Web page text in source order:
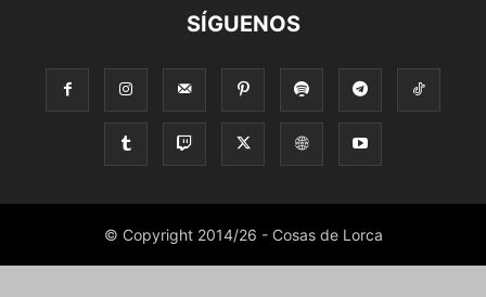
SÍGUENOS
© Copyright 2014/26 - Cosas de Lorca